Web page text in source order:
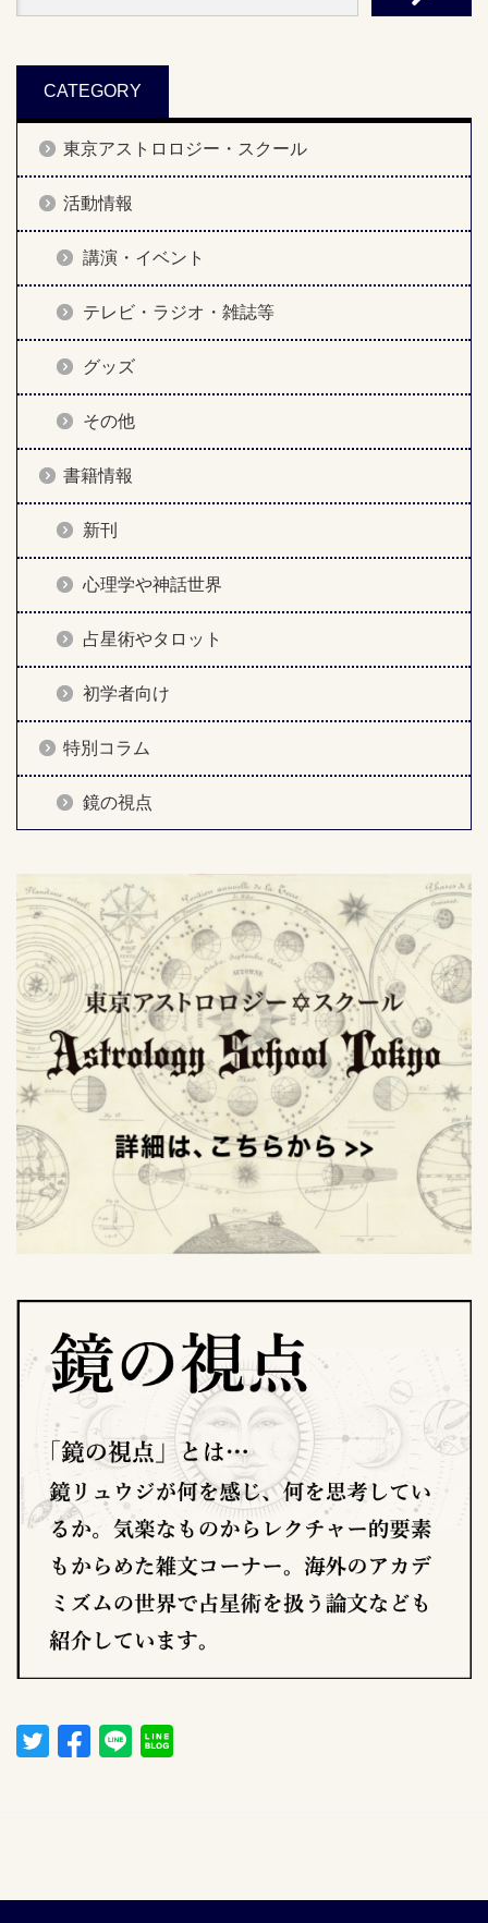
CATEGORY
東京アストロロジー・スクール
活動情報
講演・イベント
テレビ・ラジオ・雑誌等
グッズ
その他
書籍情報
新刊
心理学や神話世界
占星術やタロット
初学者向け
特別コラム
鏡の視点